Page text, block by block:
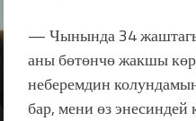
— Чынында 34
аны бөтөнчө жакшы
неберемдин
бар, мени өз энесиндей